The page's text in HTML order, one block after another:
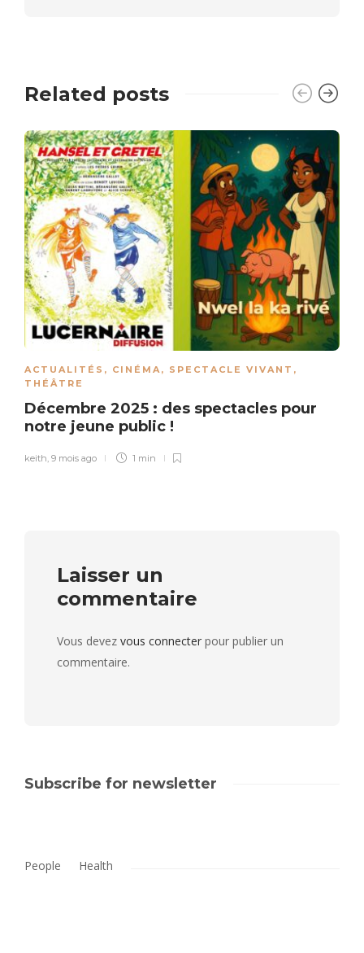
Related posts
ACTUALITÉS , CINÉMA, SPECTACLE VIVANT ,
THÉÂTRE
Décembre 2025 : des spectacles pour
notre jeune public !
keith, 9 mois ago 1 min
Laisser un
commentaire
Vous devez vous connecter pour publier un
commentaire.
Subscribe for newsletter
People Health